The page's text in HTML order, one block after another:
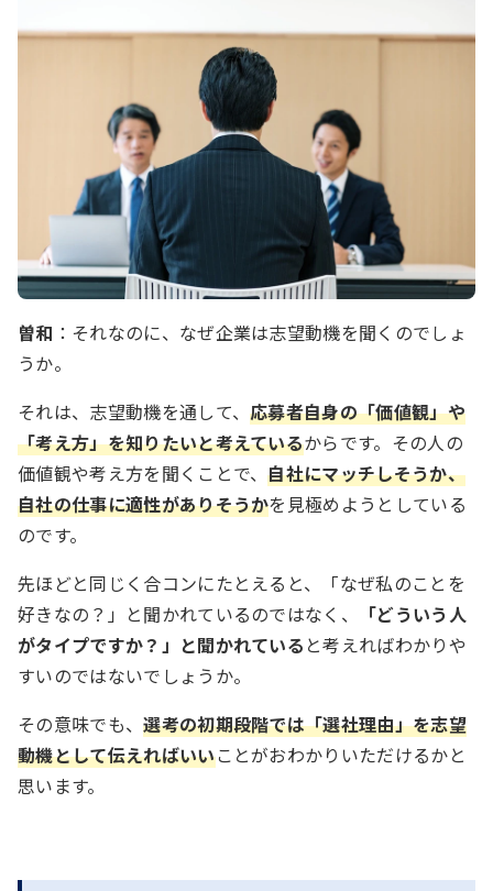
曽和 ：それなのに、なぜ企業は志望動機を聞くのでしょ
うか。
それは、志望動機を通して、応募者自身の「価値観」や
「考え方」を知りたいと考えているからです。その人の
価値観や考え方を聞くことで、自社にマッチしそうか、
自社の仕事に適性がありそうかを見極めようとしている
のです。
先ほどと同じく合コンにたとえると、「なぜ私のことを
好きなの？」と聞かれているのではなく、
「どういう人
がタイプですか？」と聞かれている と考えればわかりや
すいのではないでしょうか。
その意味でも、選考の初期段階では「選社理由」を志望
動機として伝えればいいことがおわかりいただけるかと
思います。